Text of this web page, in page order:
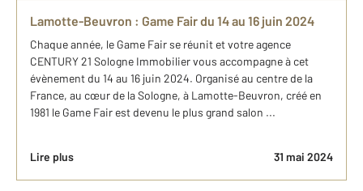
Lamotte-Beuvron : Game Fair du 14 au 16 juin 2024
Chaque année, le Game Fair se réunit et votre agence
CENTURY 21 Sologne Immobilier vous accompagne à cet
évènement du 14 au 16 juin 2024. Organisé au centre de la
France, au cœur de la Sologne, à Lamotte-Beuvron, créé en
1981 le Game Fair est devenu le plus grand salon ...
Lire plus 31 mai 2024